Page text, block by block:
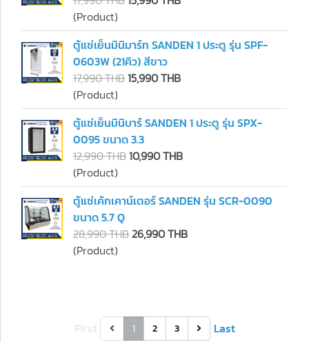
(Product)
ตู้แช่เย็นมินิมาร์ท SANDEN 1 ประตู รุ่น SPF-
0603W (21คิว) สีขาว
17,990 THB15,990 THB
(Product)
ตู้แช่เย็นมินิบาร์ SANDEN 1 ประตู รุ่น SPX-
0095 ขนาด 3.3
12,990 THB10,990 THB
(Product)
ตู้แช่เค้กเคาน์เตอร์ SANDEN รุ่น SCR-0090
ขนาด 5.7 Q
28,990 THB26,990 THB
(Product)
1 2 3 Last